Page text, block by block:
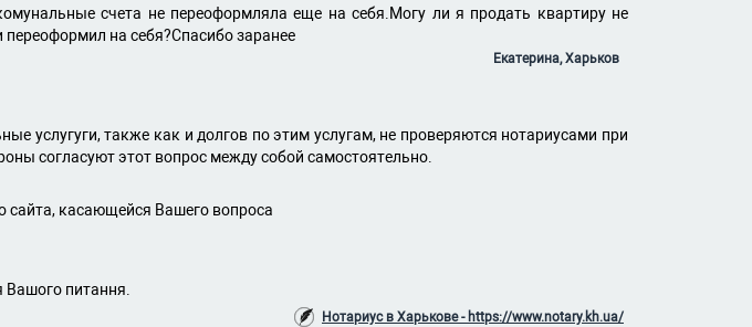
счета не переоформляла еще на себя.Могу ли я продать квартиру не
на себя?Спасибо заранее
Екатерина, Харьков
услугуги, также как и долгов по этим услугам, не проверяются нотариусами при
согласуют этот вопрос между собой самостоятельно.
сайта, касающейся Вашего вопроса
Вашого питання.
Нотариус в Харькове - https://www.notary.kh.ua/